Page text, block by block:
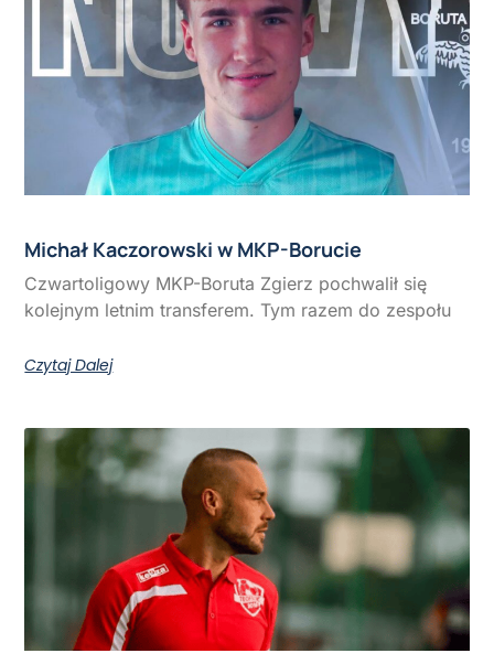
Michał Kaczorowski w MKP-Borucie
Czwartoligowy MKP-Boruta Zgierz pochwalił się
kolejnym letnim transferem. Tym razem do zespołu
Czytaj Dalej